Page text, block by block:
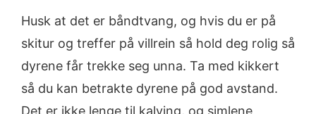
Husk at det er båndtvang, og hvis du er på
skitur og treffer på villrein så hold deg rolig så
dyrene får trekke seg unna. Ta med kikkert
så du kan betrakte dyrene på god avstand.